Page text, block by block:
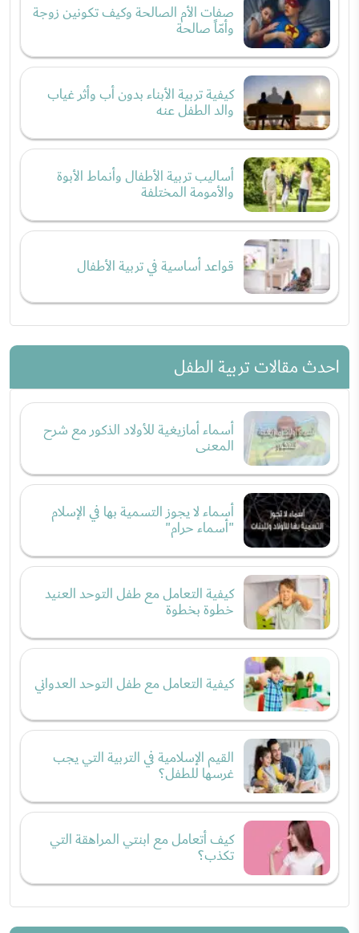
صفات الأم الصالحة وكيف تكونين زوجة
وأمّاً صالحة
كيفية تربية الأبناء بدون أب وأثر غياب
والد الطفل عنه
أساليب تربية الأطفال وأنماط الأبوة
والأمومة المختلفة
قواعد أساسية في تربية الأطفال
احدث مقالات تربية الطفل
أسماء أمازيغية للأولاد الذكور مع شرح
المعنى
أسماء لا يجوز التسمية بها في الإسلام
"أسماء حرام"
كيفية التعامل مع طفل التوحد العنيد
خطوة بخطوة
كيفية التعامل مع طفل التوحد العدواني
القيم الإسلامية في التربية التي يجب
غرسها للطفل؟
كيف أتعامل مع ابنتي المراهقة التي
تكذب؟